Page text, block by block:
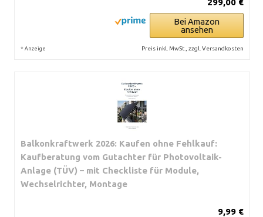
299,00 €
Bei Amazon
ansehen
* Anzeige Preis inkl. MwSt., zzgl. Versandkosten
Balkonkraftwerk 2026: Kaufen ohne Fehlkauf:
Kaufberatung vom Gutachter für Photovoltaik-
Anlage (TÜV) – mit Checkliste für Module,
Wechselrichter, Montage
9,99 €